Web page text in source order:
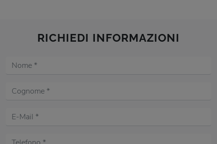
RICHIEDI INFORMAZIONI